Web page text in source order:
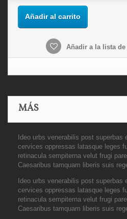
Añadir al carrito
Añadir a la lista de
MÁS
Ideo urbs venerabilis post superbas
cervices oppressas latasque leges
retinacula sempiterna velut frugi
Caesaribus tamquam liberis suis
Ideo urbs venerabilis post superbas
cervices oppressas latasque leges
retinacula sempiterna velut frugi
Caesaribus tamquam liberis suis